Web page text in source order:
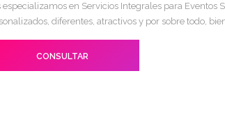
especializamos en Servicios Integrales para Eventos
diferentes, atractivos y por sobre todo,
CONSULTAR